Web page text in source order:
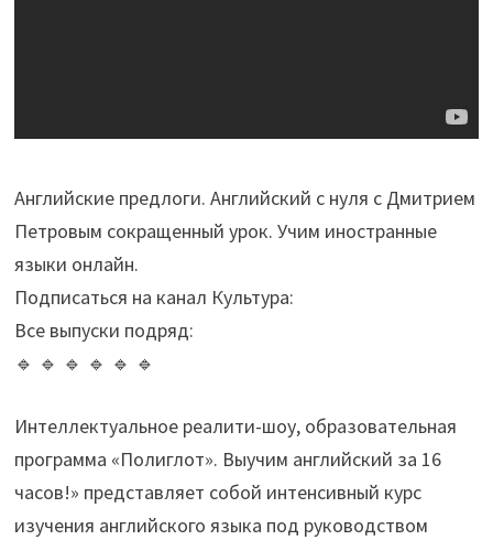
Английские предлоги. Английский с нуля с Дмитрием
Петровым сокращенный урок. Учим иностранные
языки онлайн.
Подписаться на канал Культура:
Все выпуски подряд:
🔹 🔹 🔹 🔹 🔹 🔹
Интеллектуальное реалити-шоу, образовательная
программа «Полиглот». Выучим английский за 16
часов!» представляет собой интенсивный курс
изучения английского языка под руководством